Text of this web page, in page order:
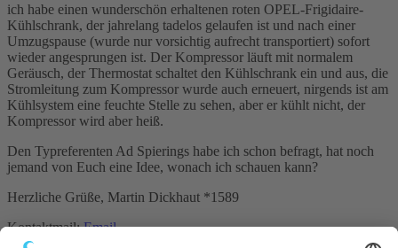
ich habe einen wunderschön erhaltenen roten OPEL-Frigidaire-
Kühlschrank, der jahrelang tadelos gelaufen ist und nach einer
Umzugspause (wurde nur vorsichtig aufrecht transportiert) sofort
wieder angesprungen ist. Der Kompressor läuft mit normalem
Geräusch, der Thermostat schaltet den Kühlschrank ein und aus, die
Stromleitung zum Kompressor wurde auch erneuert, nirgends ist am
Kühlsystem eine feuchte Stelle zu sehen, aber er kühlt nicht, der
Kompressor wird aber heiß.
Den Typreferenten Ad Spierings habe ich schon befragt, hat noch
jemand von Euch eine Idee, wonach ich schauen kann?
Herzliche Grüße, Martin Dickhaut *1589
Kontaktmail:Email